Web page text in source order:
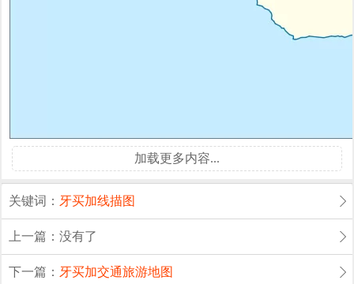
加载更多内容...
关键词： 牙买加线描图
上一篇：没有了
下一篇： 牙买加交通旅游地图